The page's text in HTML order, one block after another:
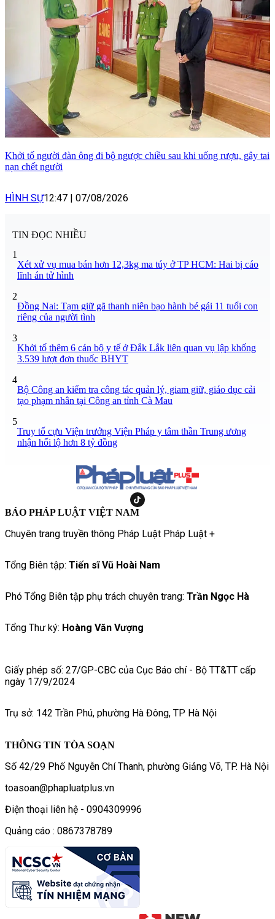
Khởi tố người đàn ông đi bộ ngược chiều sau khi uống rượu, gây tai
nạn chết người
HÌNH SỰ12:47 | 07/08/2026
TIN ĐỌC NHIỀU
1
Xét xử vụ mua bán hơn 12,3kg ma túy ở TP HCM: Hai bị cáo
lĩnh án tử hình
2
Đồng Nai: Tạm giữ gã thanh niên bạo hành bé gái 11 tuổi con
riêng của người tình
3
Khởi tố thêm 6 cán bộ y tế ở Đắk Lắk liên quan vụ lập khống
3.539 lượt đơn thuốc BHYT
4
Bộ Công an kiểm tra công tác quản lý, giam giữ, giáo dục cải
tạo phạm nhân tại Công an tỉnh Cà Mau
5
Truy tố cựu Viện trưởng Viện Pháp y tâm thần Trung ương
nhận hối lộ hơn 8 tỷ đồng
BÁO PHÁP LUẬT VIỆT NAM
Chuyên trang truyền thông Pháp Luật Pháp Luật +
Tổng Biên tập: Tiến sĩ Vũ Hoài Nam
Phó Tổng Biên tập phụ trách chuyên trang: Trần Ngọc Hà
Tổng Thư ký: Hoàng Văn Vượng
Giấy phép số: 27/GP-CBC của Cục Báo chí - Bộ TT&TT cấp
ngày 17/9/2024
Trụ sở: 142 Trần Phú, phường Hà Đông, TP Hà Nội
THÔNG TIN TÒA SOẠN
Số 42/29 Phố Nguyễn Chí Thanh, phường Giảng Võ, TP. Hà Nội
toasoan@phapluatplus.vn
Điện thoại liên hệ - 0904309996
Quảng cáo : 0867378789